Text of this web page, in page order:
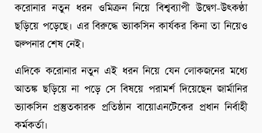
করোনার নতুন ধরন ওমিক্রন নিয়ে বিশ্বব্যাপী উদ্বেগ-উৎকণ্ঠা
ছড়িয়ে পড়েছে। এর বিরুদ্ধে ভ্যাকসিন কার্যকর কিনা তা নিয়েও
জল্পনার শেষ নেই।
এদিকে করোনার নতুন এই ধরন নিয়ে যেন লোকজনের মধ্যে
আতঙ্ক ছড়িয়ে না পড়ে সে বিষয়ে পরামর্শ দিয়েছেন জার্মানির
ভ্যাকসিন প্রস্তুতকারক প্রতিষ্ঠান বায়োএনটেকের প্রধান নির্বাহী
কর্মকর্তা।